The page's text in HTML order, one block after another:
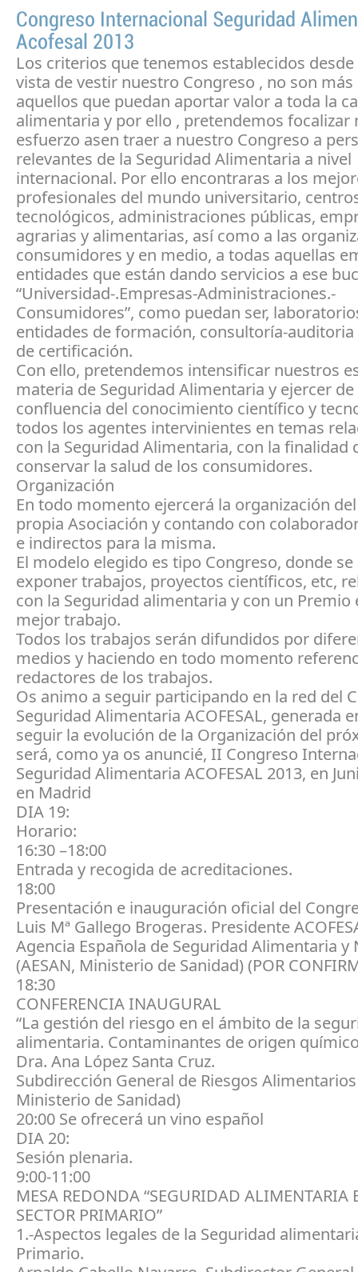
Congreso Internacional Seguridad
Acofesal 2013
Los criterios que tenemos establecidos
vista de vestir nuestro Congreso , no son más
aquellos que puedan aportar valor a toda la
alimentaria y por ello , pretendemos focalizar
esfuerzo asen traer a nuestro Congreso a
relevantes de la Seguridad Alimentaria a nivel
internacional. Por ello encontraras a los
profesionales del mundo universitario,
tecnológicos, administraciones públicas,
agrarias y alimentarias, así como a las
consumidores y en medio, a todas aquellas
entidades que están dando servicios a ese
“Universidad-.Empresas-Administraciones.-
Consumidores”, como puedan ser,
entidades de formación, consultoría-auditoria
de certificación.
Con ello, pretendemos intensificar nuestros
materia de Seguridad Alimentaria y ejercer
confluencia del conocimiento científico y
todos los agentes intervinientes en temas
con la Seguridad Alimentaria, con la finalidad
conservar la salud de los consumidores.
Organización
En todo momento ejercerá la organización
propia Asociación y contando con
e indirectos para la misma.
El modelo elegido es tipo Congreso, donde
exponer trabajos, proyectos científicos, etc,
con la Seguridad alimentaria y con un Premio
mejor trabajo.
Todos los trabajos serán difundidos por
medios y haciendo en todo momento
redactores de los trabajos.
Os animo a seguir participando en la red del
Seguridad Alimentaria ACOFESAL, generada
seguir la evolución de la Organización del
será, como ya os anuncié, II Congreso
Seguridad Alimentaria ACOFESAL 2013, en
en Madrid
DIA 19:
Horario:
16:30 –18:00
Entrada y recogida de acreditaciones.
18:00
Presentación e inauguración oficial del
Luis Mª Gallego Brogeras. Presidente
Agencia Española de Seguridad Alimentaria y
(AESAN, Ministerio de Sanidad) (POR
18:30
CONFERENCIA INAUGURAL
“La gestión del riesgo en el ámbito de la
alimentaria. Contaminantes de origen
Dra. Ana López Santa Cruz.
Subdirección General de Riesgos Alimentarios
Ministerio de Sanidad)
20:00 Se ofrecerá un vino español
DIA 20:
Sesión plenaria.
9:00-11:00
MESA REDONDA “SEGURIDAD ALIMENTARIA
SECTOR PRIMARIO”
1.-Aspectos legales de la Seguridad
Primario.